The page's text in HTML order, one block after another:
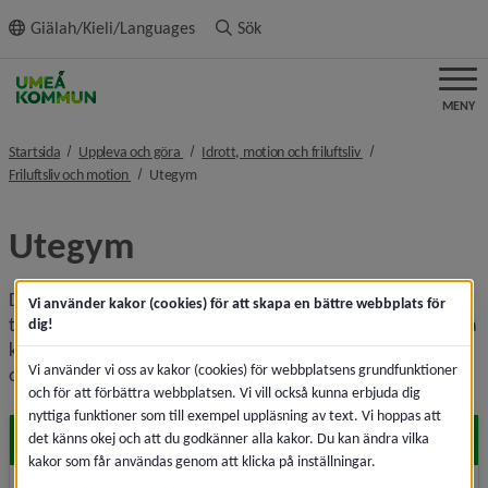
innehållet
Giälah/Kieli/Languages Sök
MENY
Startsida Uppleva och göra nivå i brödsmulenavigeringen
Idrott, motion och friluftsliv nivå i
Friluftsliv och motion nivå i brödsmulenavigeringen
Utegymnivå i brödsmulenavigeringen
Utegym
Det ska vara lätt att träna och röra på sig. Tycker du om att
träna ute har vi flera olika alternativ att välja bland. I Umeå
kommun finns flera utegym som kan användas av alla,
oavsett ålder eller träningsnivå.
Arabiedungen
Vi använder kakor (cookies) för att skapa en bättre webbplats för
dig!
Vi använder vi oss av kakor (cookies) för webbplatsens grundfunktioner
och för att förbättra webbplatsen. Vi vill också kunna erbjuda dig
nyttiga funktioner som till exempel uppläsning av text. Vi hoppas att
det känns okej och att du godkänner alla kakor. Du kan ändra vilka
kakor som får användas genom att klicka på inställningar.